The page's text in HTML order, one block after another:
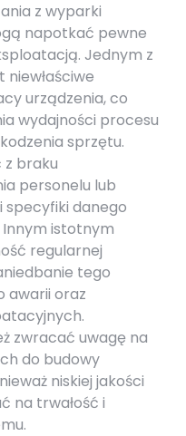
z wyparki
napotkać pewne
Jednym z
niewłaściwe
urządzenia, co
wydajności procesu
sprzętu.
braku
personelu lub
specyfiki danego
istotnym
regularnej
tego
awarii oraz
zwracać uwagę na
do budowy
niskiej jakości
na trwałość i